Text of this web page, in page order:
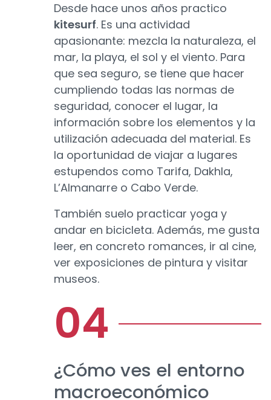
Desde hace unos años practico
kitesurf. Es una actividad
apasionante: mezcla la naturaleza, el
mar, la playa, el sol y el viento. Para
que sea seguro, se tiene que hacer
cumpliendo todas las normas de
seguridad, conocer el lugar, la
información sobre los elementos y la
utilización adecuada del material. Es
la oportunidad de viajar a lugares
estupendos como Tarifa, Dakhla,
L’Almanarre o Cabo Verde.
También suelo practicar yoga y
andar en bicicleta. Además, me gusta
leer, en concreto romances, ir al cine,
ver exposiciones de pintura y visitar
museos.
¿Cómo ves el entorno
macroeconómico